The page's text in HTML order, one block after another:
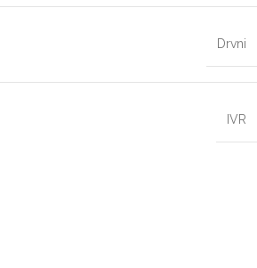
Drvni
IVR